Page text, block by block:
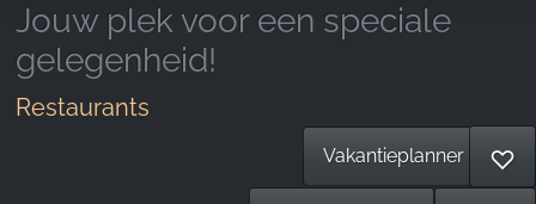
Jouw plek voor een speciale
gelegenheid!
Restaurants
Vakantieplanner ♡
Marketingcookies worden door derden gebruikt om
gepersonaliseerde reclame weer te geven. Ze